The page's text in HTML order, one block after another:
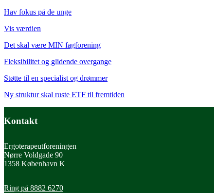
Hav fokus på de unge
Vis værdien
Det skal være MIN fagforening
Fleksibilitet og glidende overgange
Støtte til en specialist og drømmer
Ny struktur skal ruste ETF til fremtiden
Kontakt
Ergoterapeutforeningen
Nørre Voldgade 90
1358 København K
Ring på 8882 6270